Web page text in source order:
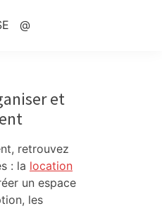
@
et
retrouvez
: la location
un espace
les